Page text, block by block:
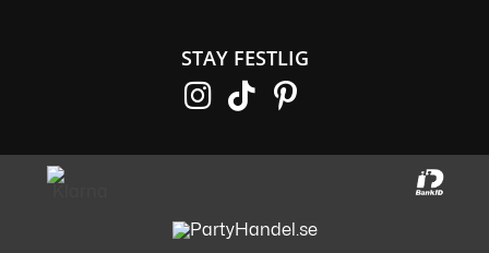
STAY FESTLIG